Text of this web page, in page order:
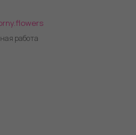
работа